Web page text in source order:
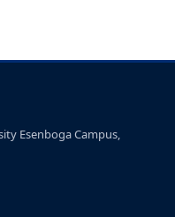
Esenboga Campus,